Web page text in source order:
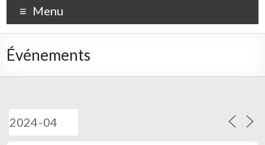
Menu
Événements